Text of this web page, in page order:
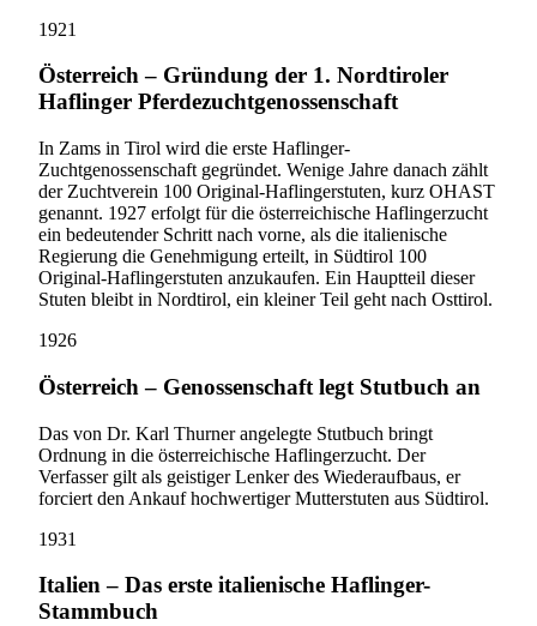
1921
Österreich – Gründung der 1. Nordtiroler
Haflinger Pferdezuchtgenossenschaft
In Zams in Tirol wird die erste Haflinger-
Zuchtgenossenschaft gegründet. Wenige Jahre danach zählt
der Zuchtverein 100 Original-Haflingerstuten, kurz OHAST
genannt. 1927 erfolgt für die österreichische Haflingerzucht
ein bedeutender Schritt nach vorne, als die italienische
Regierung die Genehmigung erteilt, in Südtirol 100
Original-Haflingerstuten anzukaufen. Ein Hauptteil dieser
Stuten bleibt in Nordtirol, ein kleiner Teil geht nach Osttirol.
1926
Österreich – Genossenschaft legt Stutbuch an
Das von Dr. Karl Thurner angelegte Stutbuch bringt
Ordnung in die österreichische Haflingerzucht. Der
Verfasser gilt als geistiger Lenker des Wiederaufbaus, er
forciert den Ankauf hochwertiger Mutterstuten aus Südtirol.
1931
Italien – Das erste italienische Haflinger-
Stammbuch